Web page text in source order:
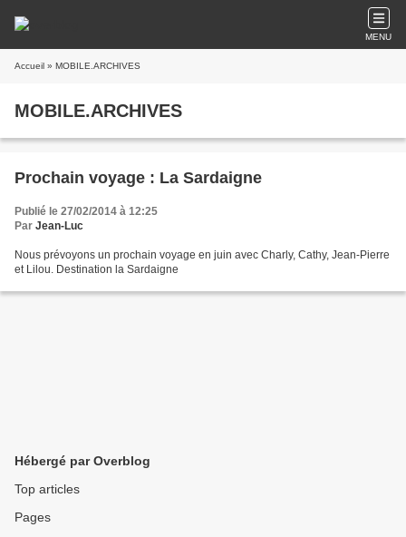
MENU
Accueil » MOBILE.ARCHIVES
MOBILE.ARCHIVES
Prochain voyage : La Sardaigne
Publié le 27/02/2014 à 12:25
Par Jean-Luc
Nous prévoyons un prochain voyage en juin avec Charly, Cathy, Jean-Pierre
et Lilou. Destination la Sardaigne
Hébergé par Overblog
Top articles
Pages